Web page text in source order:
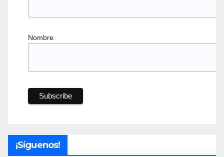
Nombre
¡Síguenos!